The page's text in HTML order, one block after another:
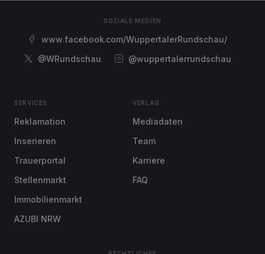
SOZIALE MEDIEN
www.facebook.com/WuppertalerRundschau/
@WRundschau
@wuppertalerrundschau
SERVICES
Reklamation
Inserieren
Trauerportal
Stellenmarkt
Immobilienmarkt
AZUBI NRW
VERLAG
Mediadaten
Team
Karriere
FAQ